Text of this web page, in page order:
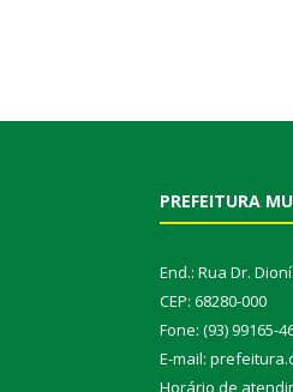
PREFEITURA
End.: Rua Dr.
CEP: 68280-000
Fone: (93) 99165-
E-mail:
Horário de